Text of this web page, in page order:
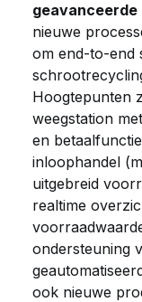
nieuwe
om end-to-end
Hoogtepunten
weegstation
en
inloophandel
uitgebreid
realtime
ondersteuning
ook nieuwe